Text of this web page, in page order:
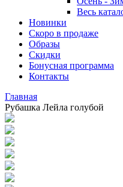
Весь
Новинки
Скоро в продаже
Образы
Скидки
Бонусная программа
Контакты
Главная
Рубашка Лейла голубой